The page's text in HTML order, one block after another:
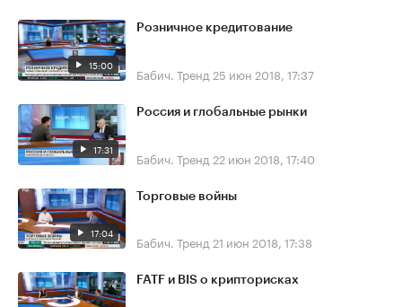
15:00
Розничное кредитование
Бабич. Тренд 25 июн 2018, 17:37
17:31
Россия и глобальные рынки
Бабич. Тренд 22 июн 2018, 17:40
17:04
Торговые войны
Бабич. Тренд 21 июн 2018, 17:38
FATF и BIS о крипторисках